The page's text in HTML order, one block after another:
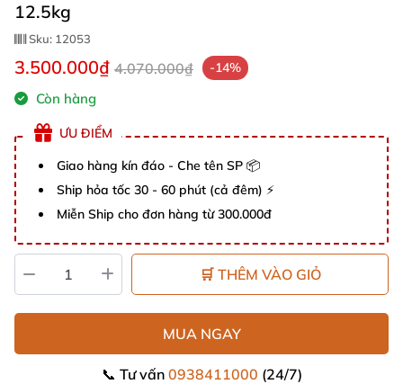
12.5kg
Sku: 12053
3.500.000₫ 4.070.000₫ -14%
Còn hàng
ƯU ĐIỂM
Giao hàng kín đáo - Che tên SP 📦
Ship hỏa tốc 30 - 60 phút (cả đêm) ⚡
Miễn Ship cho đơn hàng từ 300.000đ
🛒 THÊM VÀO GIỎ
MUA NGAY
📞 Tư vấn 0938411000 (24/7)